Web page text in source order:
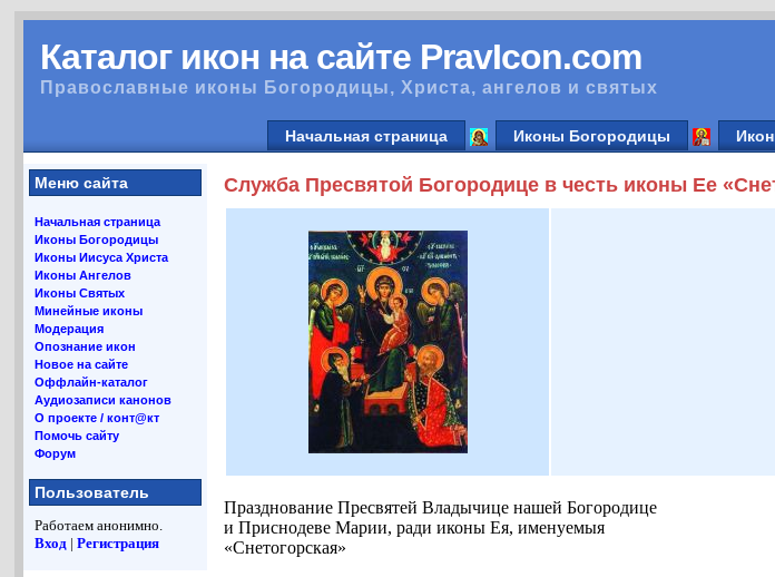
Каталог икон на сайте PravIcon.com
Православные иконы Богородицы, Христа, ангелов и святых
Начальная страница Иконы Богородицы
Меню сайта
Начальная страница
Иконы Богородицы
Иконы Иисуса Христа
Иконы Ангелов
Иконы Святых
Минейные иконы
Модерация
Опознание икон
Новое на сайте
Оффлайн-каталог
Аудиозаписи канонов
О проекте / конт@кт
Помочь сайту
Форум
Пользователь
Работаем анонимно.
Вход |Регистрация
Служба Пресвятой Богородице в честь иконы Ее
Празднование Пресвятей Владычице нашей Богородице
и Приснодеве Марии, ради иконы Ея, именуемыя
«Снетогорская»